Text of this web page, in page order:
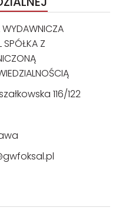
WYDAWNICZA
SPÓŁKA Z
116/122